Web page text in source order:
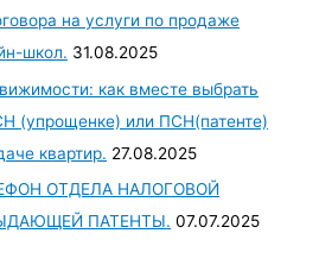
на услуги по продаже
школ. 31.08.2025
как вместе выбрать
(упрощенке) или ПСН(патенте)
квартир. 27.08.2025
ОТДЕЛА НАЛОГОВОЙ
ПАТЕНТЫ. 07.07.2025